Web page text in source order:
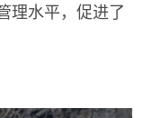
理水平，促进了